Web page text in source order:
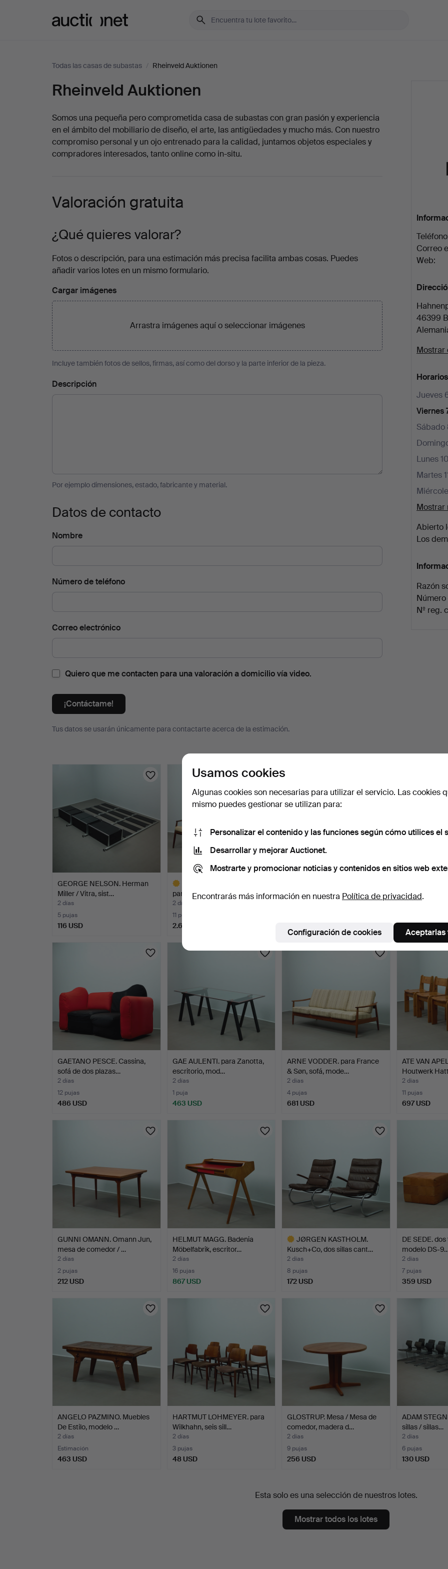
Todas las casas de subastas / Rheinveld Auktionen
Rheinveld
Auktionen
Correo
Web:
46399
Mostrar
Jueves
Viernes
Sábado
Lunes
Martes
Mostrar
Abierto
Los
Razón
Número
Nº reg.
Descripción
Rheinveld Auktionen
Somos una pequeña pero comprometida casa de subastas con gran pasión y experiencia
en el ámbito del mobiliario de diseño, el arte, las antigüedades y mucho más. Con nuestro
compromiso personal y un ojo entrenado para la calidad, juntamos objetos especiales y
compradores interesados, tanto online como in-situ.
Valoración gratuita
¿Qué quieres valorar?
Fotos o descripción, para una estimación más precisa facilita ambas cosas. Puedes
añadir varios lotes en un mismo formulario.
Cargar imágenes
Arrastra imágenes aquí oseleccionar imágenes
Incluye también fotos de sellos, firmas, así como del dorso y la parte inferior de la pieza.
Descripción
Por ejemplo dimensiones, estado, fabricante y material.
Datos de contacto
Nombre
Número de teléfono
Correo electrónico
Quiero que me contacten para una valoración a domicilio vía video.
¡Contáctame!
Tus datos se usarán únicamente para contactarte acerca de la estimación.
GEORGE NELSON. Herman
Miller / Vitra, sist…
2 días
5 pujas
116 USD
para Wilkhahn, dos sillo…
2 días
11 pujas
2.693 USD
seleccionado
Wittmann, daybed / so…
Wittmann,
317 USD
GAETANO PESCE. Cassina,
sofá de dos plazas…
2 días
12 pujas
486 USD
GAE AULENTI. para Zanotta,
escritorio, mod…
2 días
1 puja
463 USD
ARNE VODDER. para France
& Søn, sofá, mode…
2 días
4 pujas
681 USD
ATE VAN
Houtwerk
2 días
11 pujas
697 USD
GUNNI OMANN. Omann Jun,
mesa de comedor / …
2 días
2 pujas
212 USD
HELMUT MAGG. Badenia
Möbelfabrik, escritor…
2 días
16 pujas
867 USD
JØRGEN KASTHOLM.
Kusch+Co, dos sillas cant…
2 días
8 pujas
172 USD
DE SEDE.
modelo DS-
2 días
7 pujas
359 USD
ANGELO PAZMINO. Muebles
De Estilo, modelo …
2 días
Estimación
463 USD
HARTMUT LOHMEYER. para
Wilkhahn, seis sill…
2 días
3 pujas
48 USD
GLOSTRUP. Mesa / Mesa de
comedor, madera d…
2 días
9 pujas
256 USD
ADAM
sillas / sillas…
2 días
6 pujas
130 USD
Esta solo es una selección de nuestros lotes.
Mostrar todos los lotes
Usamos cookies
Algunas cookies son necesarias para utilizar el servicio. Las cookies
mismo puedes gestionar se utilizan para:
Personalizar el contenido y las funciones según cómo utilices el
Desarrollar y mejorar Auctionet.
Mostrarte y promocionar noticias y contenidos en sitios web
Encontrarás más información en nuestra Política de privacidad.
Configuración de cookies Aceptarlas